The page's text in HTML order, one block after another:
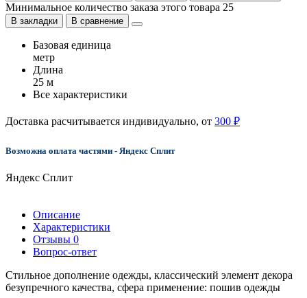
Минимальное количество заказа этого товара 25
В закладки В сравнение
Базовая единица
метр
Длина
25 м
Все характеристики
Доставка расчитывается индивидуально, от 300 ₽
Возможна оплата частями - Яндекс Сплит
Яндекс Сплит
Описание
Характеристики
Отзывы 0
Вопрос-ответ
Стильное дополнение одежды, классический элемент декора
безупречного качества, сфера применение: пошив одежды